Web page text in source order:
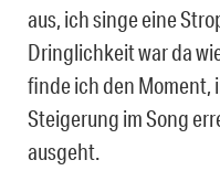
aus, ich singe eine
Dringlichkeit war da
finde ich den Moment,
Steigerung im Song
ausgeht.